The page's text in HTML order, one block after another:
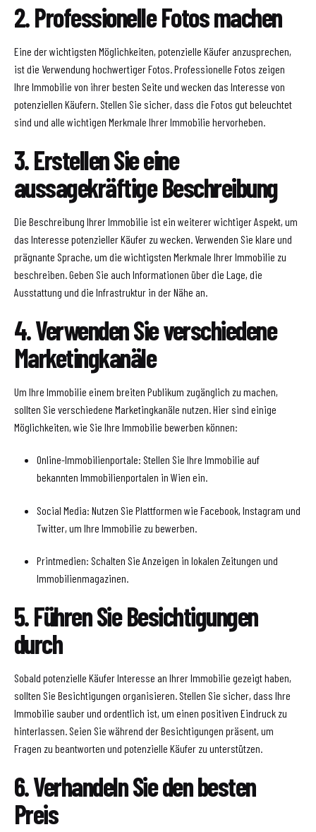
2. Professionelle Fotos machen
Eine der wichtigsten Möglichkeiten, potenzielle Käufer anzusprechen,
ist die Verwendung hochwertiger Fotos. Professionelle Fotos zeigen
Ihre Immobilie von ihrer besten Seite und wecken das Interesse von
potenziellen Käufern. Stellen Sie sicher, dass die Fotos gut beleuchtet
sind und alle wichtigen Merkmale Ihrer Immobilie hervorheben.
3. Erstellen Sie eine
aussagekräftige Beschreibung
Die Beschreibung Ihrer Immobilie ist ein weiterer wichtiger Aspekt, um
das Interesse potenzieller Käufer zu wecken. Verwenden Sie klare und
prägnante Sprache, um die wichtigsten Merkmale Ihrer Immobilie zu
beschreiben. Geben Sie auch Informationen über die Lage, die
Ausstattung und die Infrastruktur in der Nähe an.
4. Verwenden Sie verschiedene
Marketingkanäle
Um Ihre Immobilie einem breiten Publikum zugänglich zu machen,
sollten Sie verschiedene Marketingkanäle nutzen. Hier sind einige
Möglichkeiten, wie Sie Ihre Immobilie bewerben können:
Online-Immobilienportale: Stellen Sie Ihre Immobilie auf
bekannten Immobilienportalen in Wien ein.
Social Media: Nutzen Sie Plattformen wie Facebook, Instagram und
Twitter, um Ihre Immobilie zu bewerben.
Printmedien: Schalten Sie Anzeigen in lokalen Zeitungen und
Immobilienmagazinen.
5. Führen Sie Besichtigungen
durch
Sobald potenzielle Käufer Interesse an Ihrer Immobilie gezeigt haben,
sollten Sie Besichtigungen organisieren. Stellen Sie sicher, dass Ihre
Immobilie sauber und ordentlich ist, um einen positiven Eindruck zu
hinterlassen. Seien Sie während der Besichtigungen präsent, um
Fragen zu beantworten und potenzielle Käufer zu unterstützen.
6. Verhandeln Sie den besten
Preis